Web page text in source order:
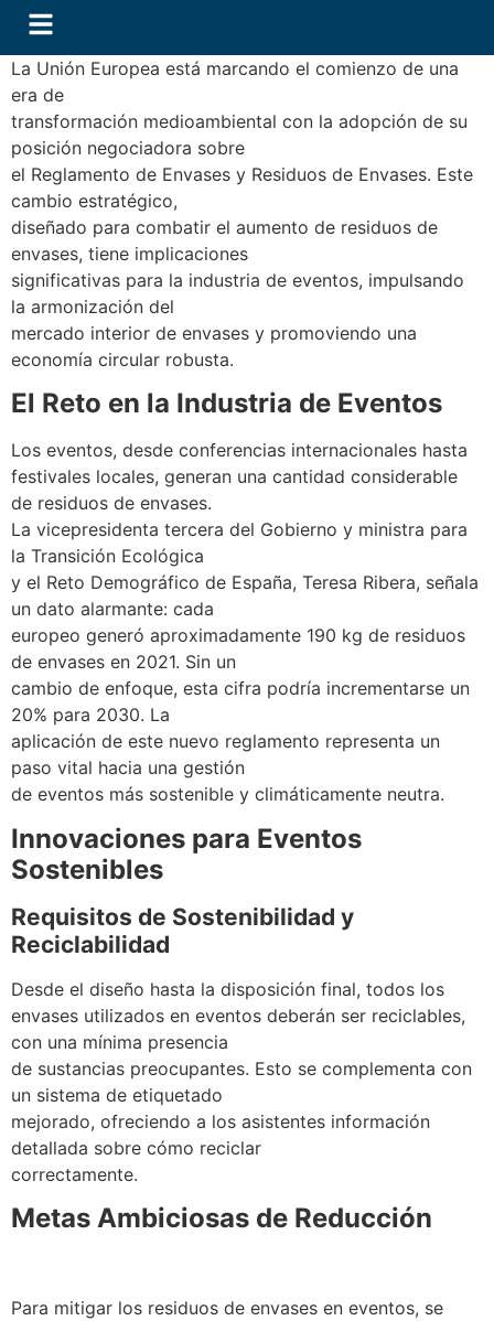
La Unión Europea está marcando el comienzo de una
era de
transformación medioambiental con la adopción de su
posición negociadora sobre
el Reglamento de Envases y Residuos de Envases. Este
cambio estratégico,
diseñado para combatir el aumento de residuos de
envases, tiene implicaciones
significativas para la industria de eventos, impulsando
la armonización del
mercado interior de envases y promoviendo una
economía circular robusta.
El Reto en la Industria de Eventos
Los eventos, desde conferencias internacionales hasta
festivales locales, generan una cantidad considerable
de residuos de envases.
La vicepresidenta tercera del Gobierno y ministra para
la Transición Ecológica
y el Reto Demográfico de España, Teresa Ribera, señala
un dato alarmante: cada
europeo generó aproximadamente 190 kg de residuos
de envases en 2021. Sin un
cambio de enfoque, esta cifra podría incrementarse un
20% para 2030. La
aplicación de este nuevo reglamento representa un
paso vital hacia una gestión
de eventos más sostenible y climáticamente neutra.
Innovaciones para Eventos
Sostenibles
Requisitos de Sostenibilidad y
Reciclabilidad
Desde el diseño hasta la disposición final, todos los
envases utilizados en eventos deberán ser reciclables,
con una mínima presencia
de sustancias preocupantes. Esto se complementa con
un sistema de etiquetado
mejorado, ofreciendo a los asistentes información
detallada sobre cómo reciclar
correctamente.
Metas Ambiciosas de Reducción
Para mitigar los residuos de envases en eventos, se